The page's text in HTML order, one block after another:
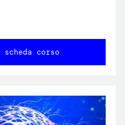
corso